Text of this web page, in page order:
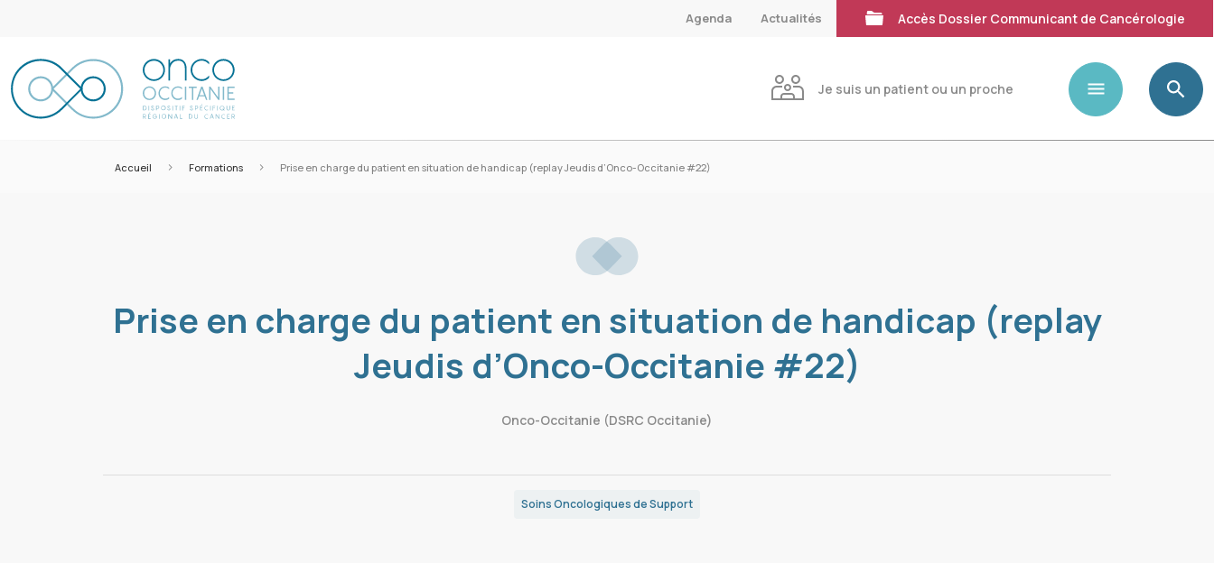
Agenda Actualités Accès Dossier Communicant de Cancérologie
Je suis un patient ou un proche
Accueil > Formations > Prise en charge du patient en situation de handicap (replay Jeudis d’Onco-Occitanie #22)
Prise en charge du patient en situation de handicap (replay
Jeudis d’Onco-Occitanie #22)
Onco-Occitanie (DSRC Occitanie)
Soins Oncologiques de Support